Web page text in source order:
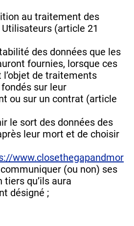
au traitement des
(article 21
des données que les
fournies, lorsque ces
l’objet de traitements
sur leur
ou sur un contrat (article
le sort des données des
leur mort et de choisir
www.closethegapandmor
(ou non) ses
tiers qu’ils aura
désigné ;